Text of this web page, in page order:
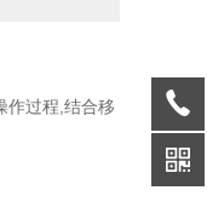
作过程,结合移